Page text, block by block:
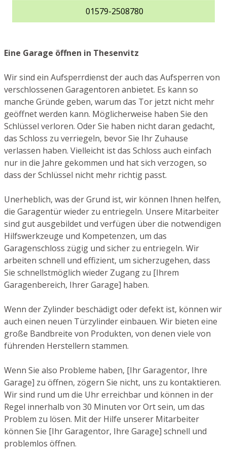
01579-2508780
Eine Garage öffnen in Thesenvitz
Wir sind ein Aufsperrdienst der auch das Aufsperren von
verschlossenen Garagentoren anbietet. Es kann so
manche Gründe geben, warum das Tor jetzt nicht mehr
geöffnet werden kann. Möglicherweise haben Sie den
Schlüssel verloren. Oder Sie haben nicht daran gedacht,
das Schloss zu verriegeln, bevor Sie Ihr Zuhause
verlassen haben. Vielleicht ist das Schloss auch einfach
nur in die Jahre gekommen und hat sich verzogen, so
dass der Schlüssel nicht mehr richtig passt.
Unerheblich, was der Grund ist, wir können Ihnen helfen,
die Garagentür wieder zu entriegeln. Unsere Mitarbeiter
sind gut ausgebildet und verfügen über die notwendigen
Hilfswerkzeuge und Kompetenzen, um das
Garagenschloss zügig und sicher zu entriegeln. Wir
arbeiten schnell und effizient, um sicherzugehen, dass
Sie schnellstmöglich wieder Zugang zu [Ihrem
Garagenbereich, Ihrer Garage] haben.
Wenn der Zylinder beschädigt oder defekt ist, können wir
auch einen neuen Türzylinder einbauen. Wir bieten eine
große Bandbreite von Produkten, von denen viele von
führenden Herstellern stammen.
Wenn Sie also Probleme haben, [Ihr Garagentor, Ihre
Garage] zu öffnen, zögern Sie nicht, uns zu kontaktieren.
Wir sind rund um die Uhr erreichbar und können in der
Regel innerhalb von 30 Minuten vor Ort sein, um das
Problem zu lösen. Mit der Hilfe unserer Mitarbeiter
können Sie [Ihr Garagentor, Ihre Garage] schnell und
problemlos öffnen.